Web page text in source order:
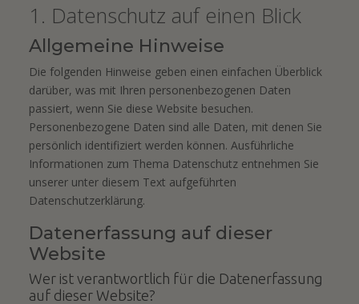
1. Datenschutz auf einen Blick
Allgemeine Hinweise
Die folgenden Hinweise geben einen einfachen Überblick
darüber, was mit Ihren personenbezogenen Daten
passiert, wenn Sie diese Website besuchen.
Personenbezogene Daten sind alle Daten, mit denen Sie
persönlich identifiziert werden können. Ausführliche
Informationen zum Thema Datenschutz entnehmen Sie
unserer unter diesem Text aufgeführten
Datenschutzerklärung.
Datenerfassung auf dieser
Website
Wer ist verantwortlich für die Datenerfassung
auf dieser Website?